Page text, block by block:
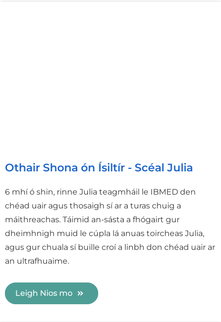
Othair Shona ón Ísiltír - Scéal Julia
6 mhí ó shin, rinne Julia teagmháil le IBMED den
chéad uair agus thosaigh sí ar a turas chuig a
máithreachas. Táimid an-sásta a fhógairt gur
dheimhnigh muid le cúpla lá anuas toircheas Julia,
agus gur chuala sí buille croí a linbh don chéad uair ar
an ultrafhuaime.
Leigh Nios mo